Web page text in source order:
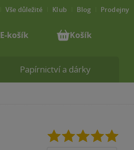
5.0
Papírnictví a dárky
Vše důležité Klub Blog Prodejny
E-košík Košík